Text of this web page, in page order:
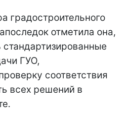
градостроительного
отметила она,
ГУО,
соответствия
всех решений в